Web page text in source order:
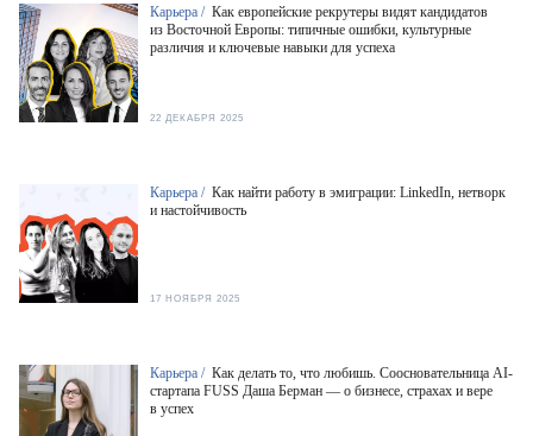
Карьера / Как европейские рекрутеры видят кандидатов
из Восточной Европы: типичные ошибки, культурные
различия и ключевые навыки для успеха
22 ДЕКАБРЯ 2025
Карьера / Как найти работу в эмиграции: LinkedIn, нетворк
и настойчивость
17 НОЯБРЯ 2025
Карьера / Как делать то, что любишь. Соосновательница AI-
стартапа FUSS Даша Берман — о бизнесе, страхах и вере
в успех